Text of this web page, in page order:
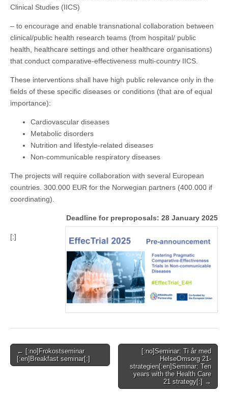
Clinical Studies (IICS)
– to encourage and enable transnational collaboration between
clinical/public health research teams (from hospital/ public
health, healthcare settings and other healthcare organisations)
that conduct comparative-effectiveness multi-country IICS.
These interventions shall have high public relevance only in the
fields of these specific diseases or conditions (that are of equal
importance):
Cardiovascular diseases
Metabolic disorders
Nutrition and lifestyle-related diseases
Non-communicable respiratory diseases
The projects will require collaboration with several European
countries. 300.000 EUR for the Norwegian partners (400.000 if
coordinating).
Deadline for preproposals: 28 January 2025
[:]
Post
navigation
← [:no]Frokostseminar
[:en]Breakfast seminar[:]
[:no]Seminar: Ti år med
HelseOmsorg 21-
strategien[:en]Seminar: Ten
years with the Health Care
21 strategy[:] →